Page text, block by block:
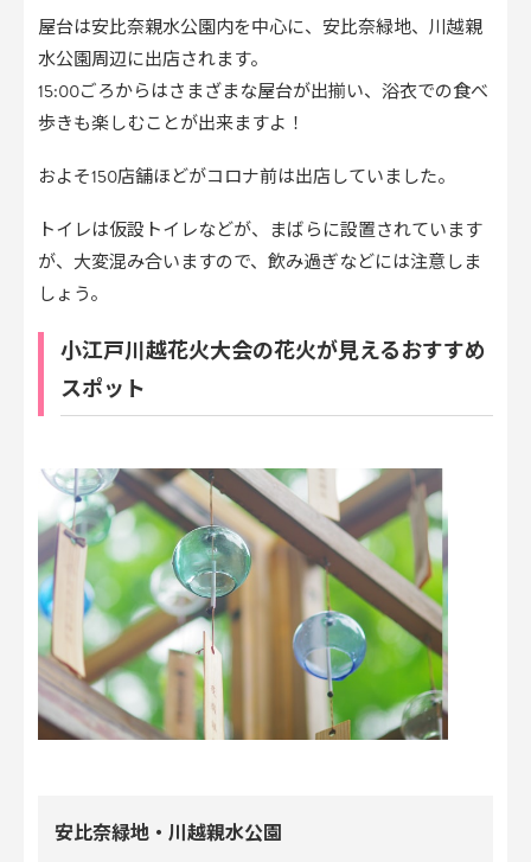
屋台は安比奈親水公園内を中心に、安比奈緑地、川越親
水公園周辺に出店されます。
15:00ごろからはさまざまな屋台が出揃い、浴衣での食べ
歩きも楽しむことが出来ますよ！
およそ150店舗ほどがコロナ前は出店していました。
トイレは仮設トイレなどが、まばらに設置されています
が、大変混み合いますので、飲み過ぎなどには注意しま
しょう。
小江戸川越花火大会の花火が見えるおすすめ
スポット
安比奈緑地・川越親水公園